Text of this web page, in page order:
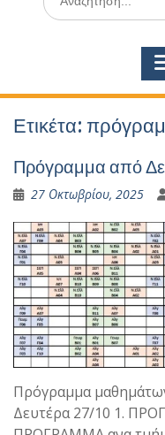
for:
Ετικέτα:
Πρόγραμμα από
27 Οκτωβρίου, 2025
Πρόγραμμα
Δευτέρα 27/10 1.